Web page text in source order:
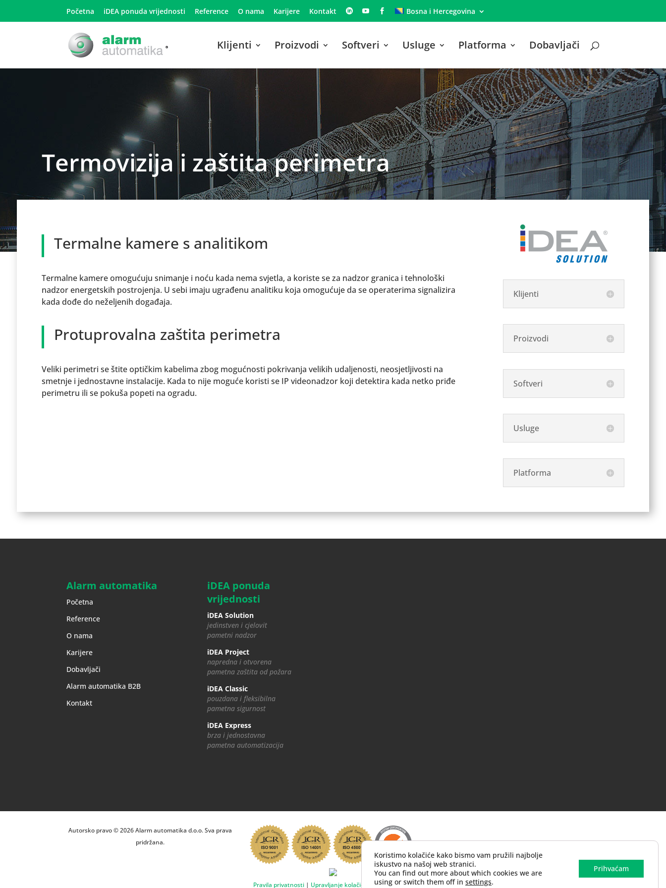
Početna iDEA ponuda vrijednosti Reference O nama Karijere Kontakt Bosna i Hercegovina
Klijenti Proizvodi Softveri Usluge Platforma Dobavljači
Termovizija i zaštita perimetra
Termalne kamere s analitikom
Termalne kamere omogućuju snimanje i noću kada nema svjetla, a koriste se za nadzor granica i tehnološki
nadzor energetskih postrojenja. U sebi imaju ugrađenu analitiku koja omogućuje da se operaterima signalizira
kada dođe do neželjenih događaja.
Protuprovalna zaštita perimetra
Veliki perimetri se štite optičkim kabelima zbog mogućnosti pokrivanja velikih udaljenosti, neosjetljivosti na
smetnje i jednostavne instalacije. Kada to nije moguće koristi se IP videonadzor koji detektira kada netko priđe
perimetru ili se pokuša popeti na ogradu.
Klijenti
Proizvodi
Softveri
Usluge
Platforma
Alarm automatika
Početna
Reference
O nama
Karijere
Dobavljači
Alarm automatika B2B
Kontakt
iDEA ponuda
vrijednosti
iDEA Solution
jedinstven i cjelovit
pametni nadzor
iDEA Project
napredna i otvorena
pametna zaštita od požara
iDEA Classic
pouzdana i fleksibilna
pametna sigurnost
iDEA Express
brza i jednostavna
pametna automatizacija
Autorsko pravo © 2026 Alarm automatika d.o.o. Sva prava
pridržana.
Pravila privatnosti| Upravljanje kolačićima |Impressum
Koristimo kolačiće kako bismo vam pružili najbolje
iskustvo na našoj web stranici.
You can find out more about which cookies we are
using or switch them off in settings.
Prihvaćam